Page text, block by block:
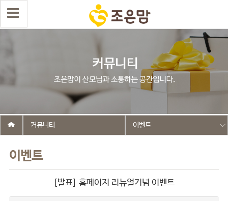
이벤트
커뮤니티 이벤트
[발표] 홈페이지 리뉴얼기념 이벤트